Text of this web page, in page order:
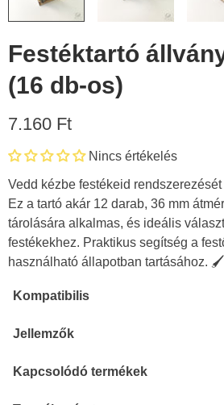
Festéktartó
(16 db-os)
7.160 Ft
Nincs értékelés
Vedd kézbe festékeid
Ez a tartó akár 12 darab, 36 mm
tárolására alkalmas, és ideális
festékekhez. Praktikus segítség a
használható állapotban tartásához. 🖌️
Kompatibilis
Jellemzők
Kapcsolódó termékek